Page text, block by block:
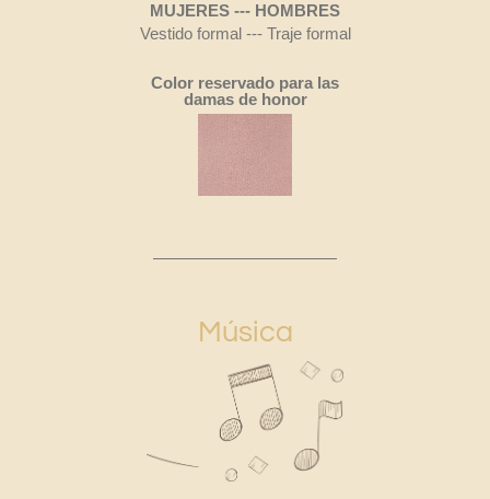
MUJERES --- HOMBRES
Vestido formal --- Traje formal
Color reservado para las
damas de honor
Música